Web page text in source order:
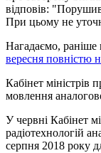
відповів:
При цьому не
Нагадаємо, раніше
вересня повністю
Кабінет міністрів
мовлення
У червні Кабінет
радіотехнологій
серпня 2018 року